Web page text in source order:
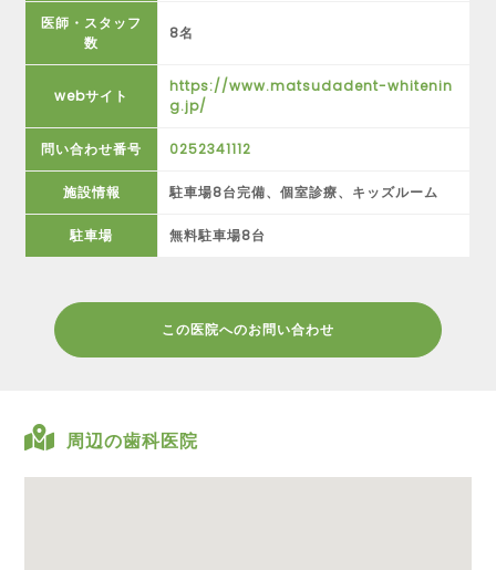
医師・スタッフ
数
8名
webサイト
https://www.matsudadent-whitenin
g.jp/
問い合わせ番号 0252341112
施設情報 駐車場8台完備、個室診療、キッズルーム
駐車場 無料駐車場8台
この医院へのお問い合わせ
周辺の歯科医院